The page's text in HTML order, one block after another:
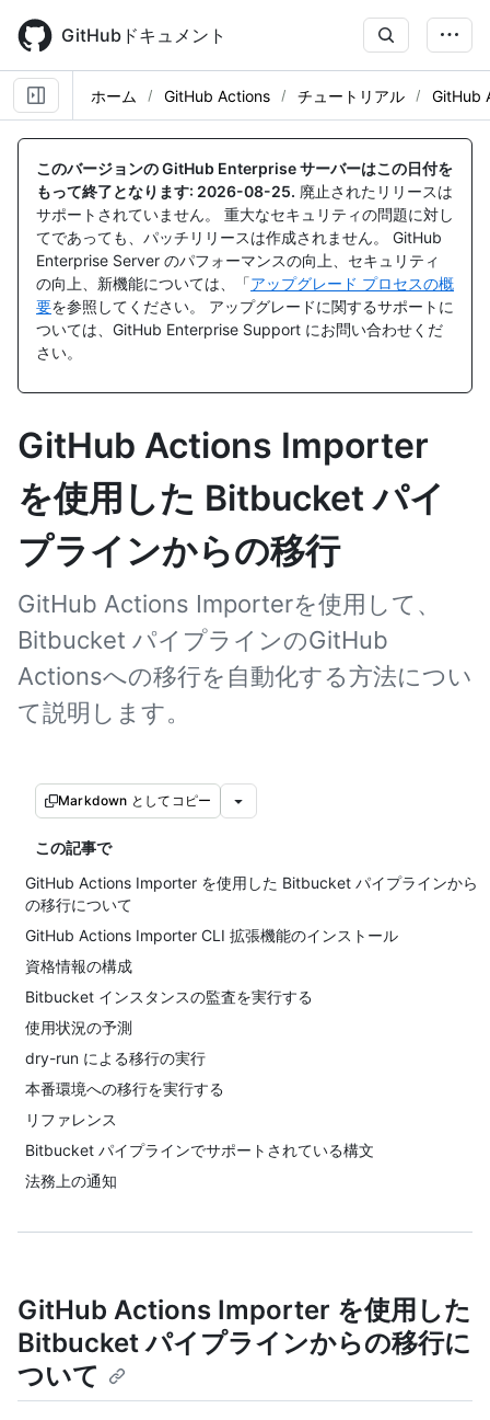
main
content
GitHubドキュメント
ホーム GitHub Actions チュートリアル GitHub
このバージョンの GitHub Enterprise サーバーはこの日付を
もって終了となります: 2026-08-25. 廃止されたリリースは
サポートされていません。 重大なセキュリティの問題に対し
てであっても、パッチリリースは作成されません。 GitHub
Enterprise Server のパフォーマンスの向上、セキュリティ
の向上、新機能については、「アップグレード プロセスの概
要を参照してください。 アップグレードに関するサポートに
ついては、GitHub Enterprise Support にお問い合わせくだ
さい。
GitHub Actions Importer
を使用した Bitbucket パイ
プラインからの移行
GitHub Actions Importerを使用して、
Bitbucket パイプラインのGitHub
Actionsへの移行を自動化する方法につい
て説明します。
Markdown としてコピー
この記事で
GitHub Actions Importer を使用した Bitbucket パイプラインから
の移行について
GitHub Actions Importer CLI 拡張機能のインストール
資格情報の構成
Bitbucket インスタンスの監査を実行する
使用状況の予測
dry-run による移行の実行
本番環境への移行を実行する
リファレンス
Bitbucket パイプラインでサポートされている構文
法務上の通知
GitHub Actions Importer を使用した
Bitbucket パイプラインからの移行に
ついて